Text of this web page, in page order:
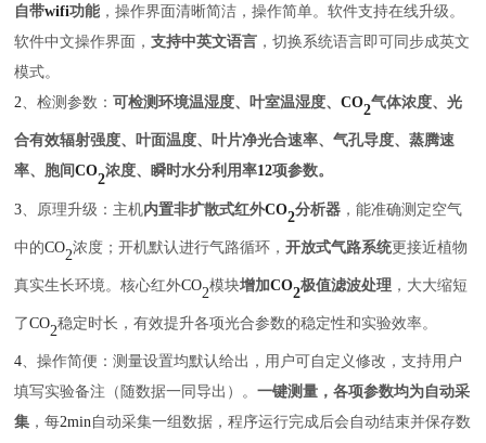
自带wifi功能 ，操作界面清晰简洁，操作简单。软件支持在线升级。
软件中文操作界面，支持中英文语言 ，切换系统语言即可同步成英文
模式。
2、检测参数：可检测环境温湿度、叶室温湿度、CO2气体浓度、光
合有效辐射强度、叶面温度、叶片净光合速率、气孔导度、蒸腾速
率、胞间CO2浓度、瞬时水分利用率12项参数。
3 原理升级 ：主机内置非扩散式红外CO2分析器 ，能准确测定空气
中的CO2浓度；开机默认进行气路循环，开放式气路系统更接近植物
真实生长环境。核心红外CO2模块增加CO2极值滤波处理 ，大大缩短
了CO2稳定时长，有效提升各项光合参数的稳定性和实验效率。
4、操作简便：测量设置均默认给出，用户可自定义修改，支持用户
填写实验备注（随数据一同导出）。一键测量，各项参数均为自动采
集 ，每2min自动采集一组数据，程序运行完成后会自动结束并保存数